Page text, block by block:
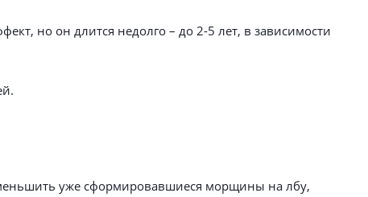
но он длится недолго – до 2-5 лет, в зависимости
уже сформировавшиеся морщины на лбу,